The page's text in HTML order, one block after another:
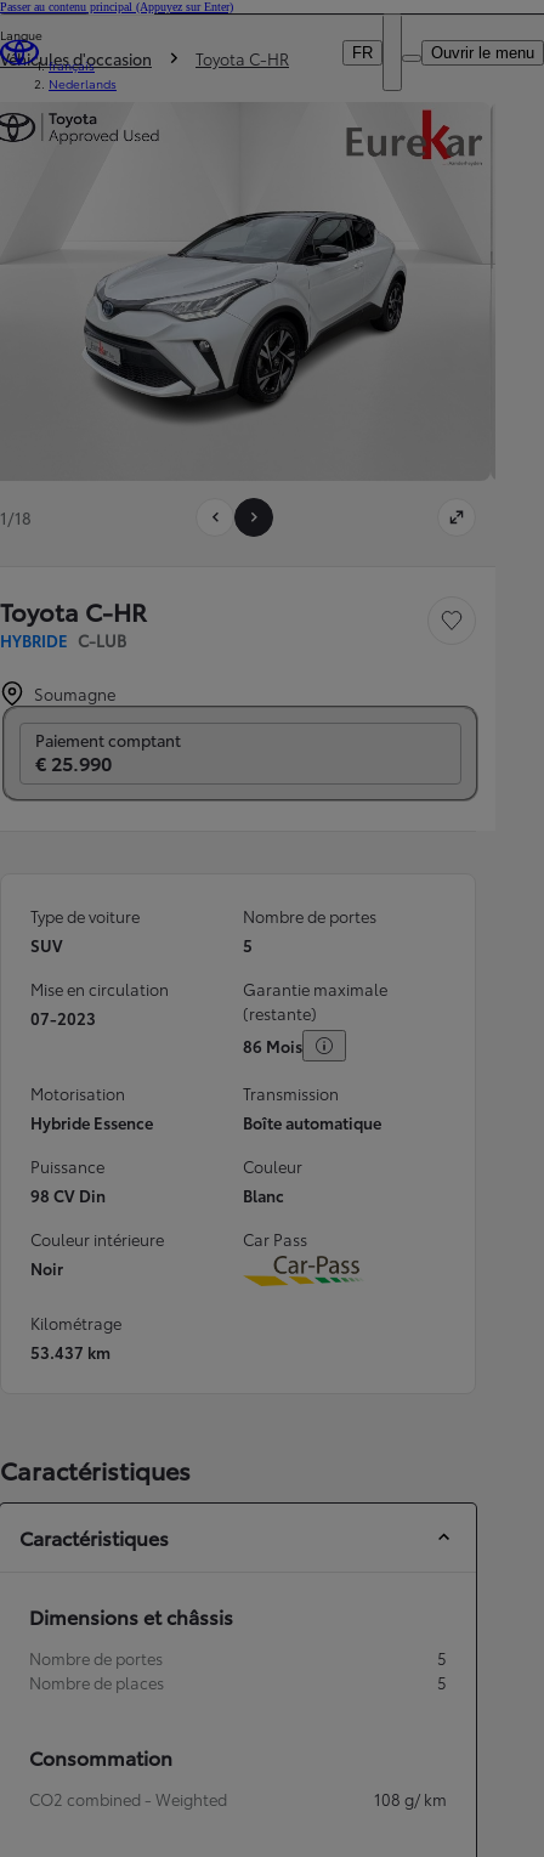
Passer au contenu principal (Appuyez sur Enter)
Professionnel
DEALER NAME
FR
Langue
français
Nederlands
Ouvrir le menu
Vous êtes ici
Véhicules d'occasion Toyota C-HR
1/18
Toyota C-HR
HYBRIDE C-LUB
Sauvegarder le
Soumagne
Paiement comptant
€ 25.990
Type de voiture
SUV
Nombre de portes
5
Mise en circulation
07-2023
Garantie maximale
(restante)
86 Mois
Motorisation
Hybride Essence
Transmission
Boîte automatique
Puissance
98 CV Din
Couleur
Blanc
Couleur intérieure
Noir
Car Pass
Download
Kilométrage
53.437 km
Caractéristiques
Caractéristiques
Dimensions et châssis
Nombre de portes
5
Nombre de places
5
Consommation
CO2 combined - Weighted 108 g/ km